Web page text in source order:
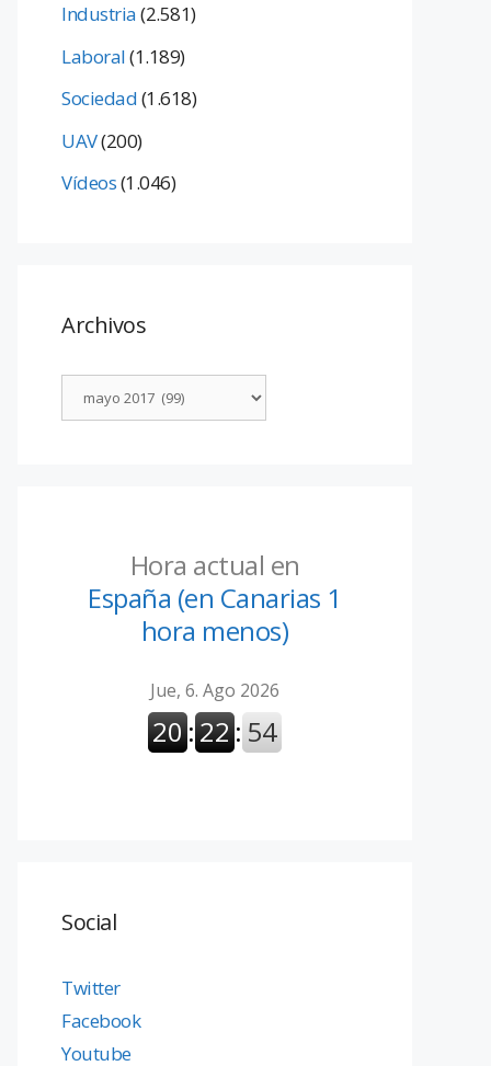
Industria(2.581)
Laboral(1.189)
Sociedad(1.618)
UAV(200)
Vídeos(1.046)
Archivos
Hora actual en
España (en Canarias 1
hora menos)
Social
Twitter
Facebook
Youtube